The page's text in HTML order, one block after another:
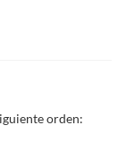
orden: